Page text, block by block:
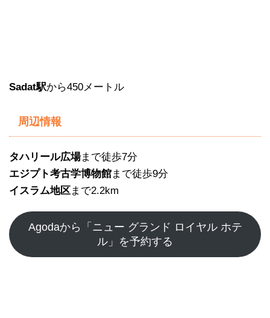
Sadat駅から450メートル
周辺情報
タハリール広場まで徒歩7分
エジプト考古学博物館まで徒歩9分
イスラム地区まで2.2km
Agodaから「ニュー グランド ロイヤル ホテ
ル」を予約する